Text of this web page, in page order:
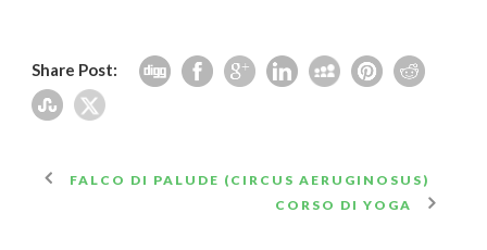
Share Post:
FALCO DI PALUDE (CIRCUS AERUGINOSUS)
CORSO DI YOGA